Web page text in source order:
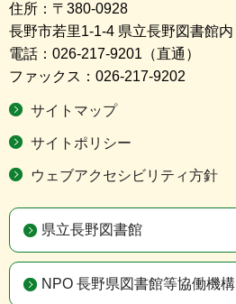
住所：〒380-0928
長野市若里1-1-4 県立長野図書館内
電話：026-217-9201（直通）
ファックス：026-217-9202
サイトマップ
サイトポリシー
ウェブアクセシビリティ方針
県立長野図書館
NPO 長野県図書館等協働機構